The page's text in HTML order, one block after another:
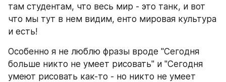
там студентам, что весь мир - это танк, и вот
что мы тут в нем видим, енто мировая культура
и есть!
Особенно я не люблю фразы вроде "Сегодня
больше никто не умеет рисовать" и "Сегодня
умеют рисовать как-то - но никто не умеет